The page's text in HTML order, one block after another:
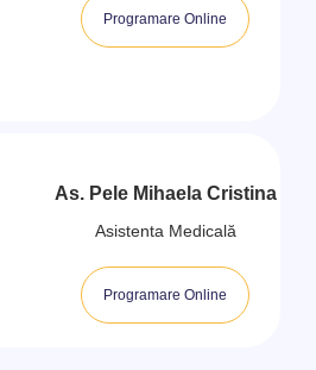
Programare Online
As. Pele Mihaela Cristina
Asistenta Medicală
Programare Online